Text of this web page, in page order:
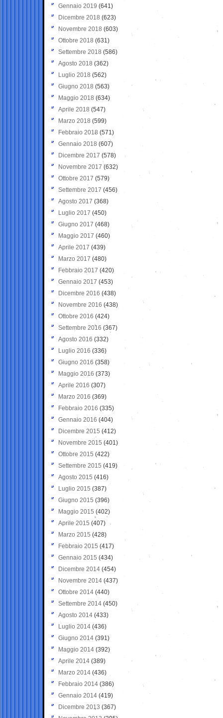
Gennaio 2019 (641)
Dicembre 2018 (623)
Novembre 2018 (603)
Ottobre 2018 (631)
Settembre 2018 (586)
Agosto 2018 (362)
Luglio 2018 (562)
Giugno 2018 (563)
Maggio 2018 (634)
Aprile 2018 (547)
Marzo 2018 (599)
Febbraio 2018 (571)
Gennaio 2018 (607)
Dicembre 2017 (578)
Novembre 2017 (632)
Ottobre 2017 (579)
Settembre 2017 (456)
Agosto 2017 (368)
Luglio 2017 (450)
Giugno 2017 (468)
Maggio 2017 (460)
Aprile 2017 (439)
Marzo 2017 (480)
Febbraio 2017 (420)
Gennaio 2017 (453)
Dicembre 2016 (438)
Novembre 2016 (438)
Ottobre 2016 (424)
Settembre 2016 (367)
Agosto 2016 (332)
Luglio 2016 (336)
Giugno 2016 (358)
Maggio 2016 (373)
Aprile 2016 (307)
Marzo 2016 (369)
Febbraio 2016 (335)
Gennaio 2016 (404)
Dicembre 2015 (412)
Novembre 2015 (401)
Ottobre 2015 (422)
Settembre 2015 (419)
Agosto 2015 (416)
Luglio 2015 (387)
Giugno 2015 (396)
Maggio 2015 (402)
Aprile 2015 (407)
Marzo 2015 (428)
Febbraio 2015 (417)
Gennaio 2015 (434)
Dicembre 2014 (454)
Novembre 2014 (437)
Ottobre 2014 (440)
Settembre 2014 (450)
Agosto 2014 (433)
Luglio 2014 (436)
Giugno 2014 (391)
Maggio 2014 (392)
Aprile 2014 (389)
Marzo 2014 (436)
Febbraio 2014 (386)
Gennaio 2014 (419)
Dicembre 2013 (367)